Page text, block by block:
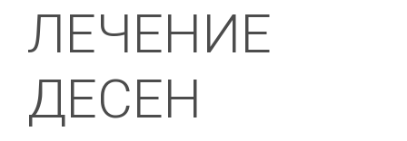
ЛЕЧЕНИЕ
ДЕСЕН